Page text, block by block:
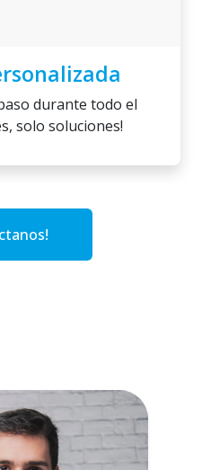
durante todo el
solo soluciones!